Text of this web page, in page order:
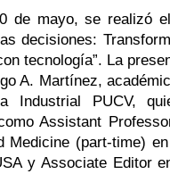
de mayo, se realizó
decisiones:
tecnología”. La
A. Martínez,
Industrial PUCV,
Assistant
Medicine (part-time)
y Associate Editor